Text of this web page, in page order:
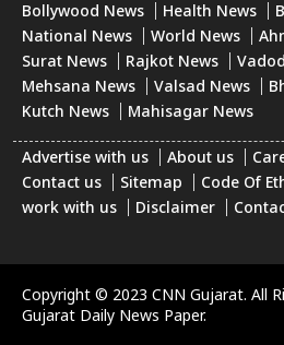
Bollywood News
Health News
National News
World News
Surat News
Rajkot News
Mehsana News
Valsad News
Kutch News
Mahisagar News
Advertise with us About us
Contact us
Sitemap Code Of
work with us
Disclaimer
Copyright © 2023 CNN Gujarat. All
Gujarat Daily News Paper.